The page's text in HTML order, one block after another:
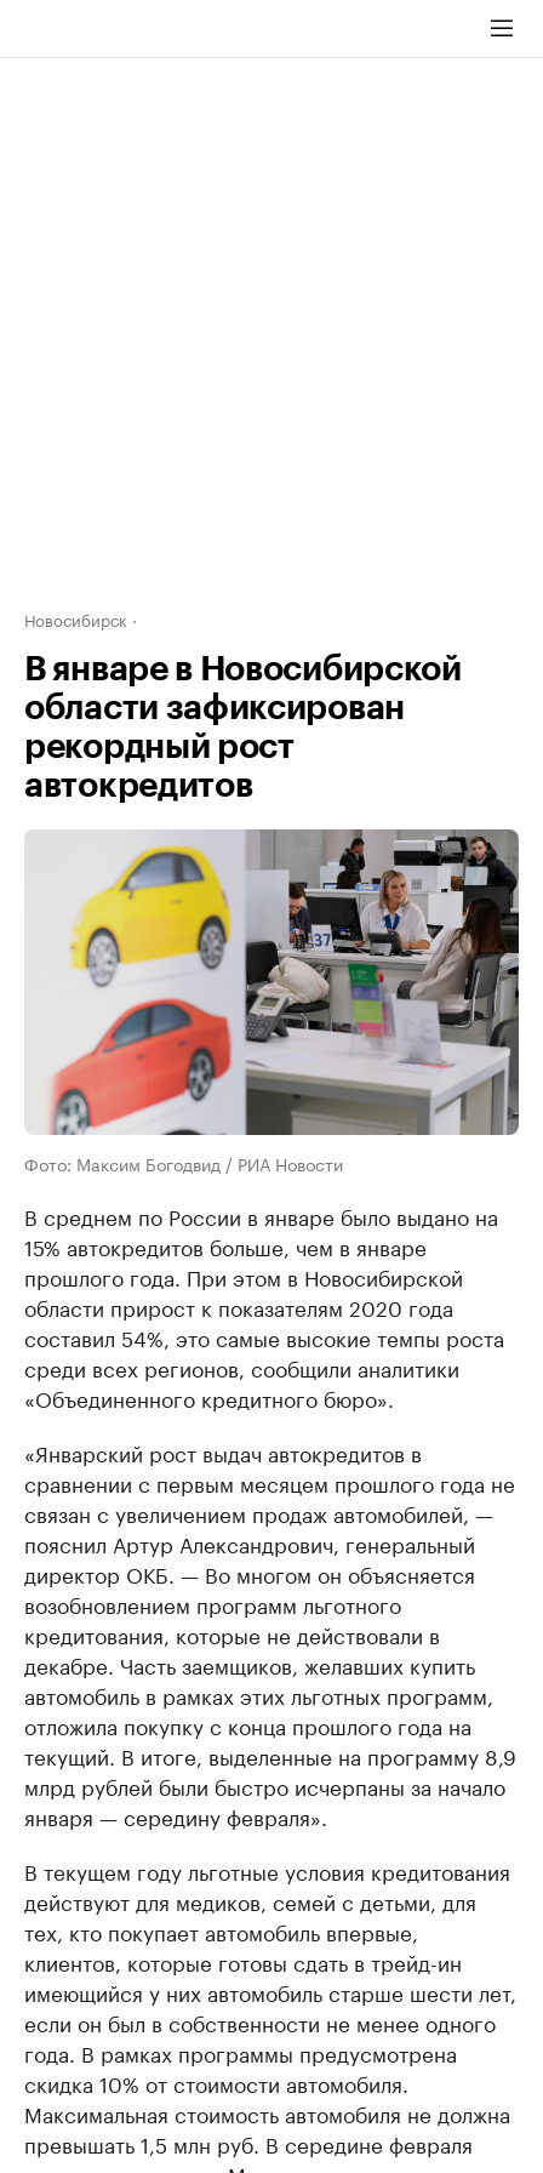
Новосибирск
В январе в Новосибирской
области зафиксирован
рекордный рост
автокредитов
Фото: Максим Богодвид / РИА Новости
В среднем по России в январе было выдано на
15% автокредитов больше, чем в январе
прошлого года. При этом в Новосибирской
области прирост к показателям 2020 года
составил 54%, это самые высокие темпы роста
среди всех регионов, сообщили аналитики
«Объединенного кредитного бюро».
«Январский рост выдач автокредитов в
сравнении с первым месяцем прошлого года не
связан с увеличением продаж автомобилей, —
пояснил Артур Александрович, генеральный
директор ОКБ. — Во многом он объясняется
возобновлением программ льготного
кредитования, которые не действовали в
декабре. Часть заемщиков, желавших купить
автомобиль в рамках этих льготных программ,
отложила покупку с конца прошлого года на
текущий. В итоге, выделенные на программу 8,9
млрд рублей были быстро исчерпаны за начало
января — середину февраля».
В текущем году льготные условия кредитования
действуют для медиков, семей с детьми, для
тех, кто покупает автомобиль впервые,
клиентов, которые готовы сдать в трейд-ин
имеющийся у них автомобиль старше шести лет,
если он был в собственности не менее одного
года. В рамках программы предусмотрена
скидка 10% от стоимости автомобиля.
Максимальная стоимость автомобиля не должна
превышать 1,5 млн руб. В середине февраля